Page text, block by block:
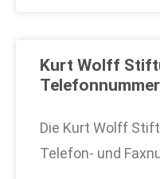
Kurt Wolff
Telefonnummer
Die Kurt Wolff
Telefon- und